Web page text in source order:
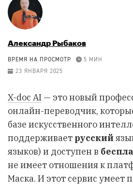
Александр Рыбаков
ВРЕМЯ НА ПРОСМОТР
5 МИН
23 ЯНВАРЯ 2025
X-doc AI — это новый
онлайн-переводчик,
базе искусственного
поддерживает русский
языков) и доступен в
не имеет отношения к
Маска. И этот сервис умеет